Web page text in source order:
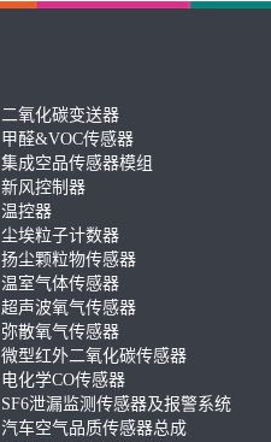
二氧化碳变送器
甲醛&VOC传感器
集成空品传感器模组
新风控制器
温控器
尘埃粒子计数器
扬尘颗粒物传感器
温室气体传感器
超声波氧气传感器
弥散氧气传感器
微型红外二氧化碳传感器
电化学CO传感器
SF6泄漏监测传感器及报警系统
汽车空气品质传感器总成